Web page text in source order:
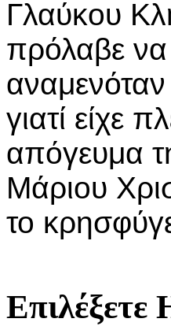
Γλαύκου
πρόλαβε να
γιατί είχε
απόγευμα
Μάριου
το
Επιλέξετε